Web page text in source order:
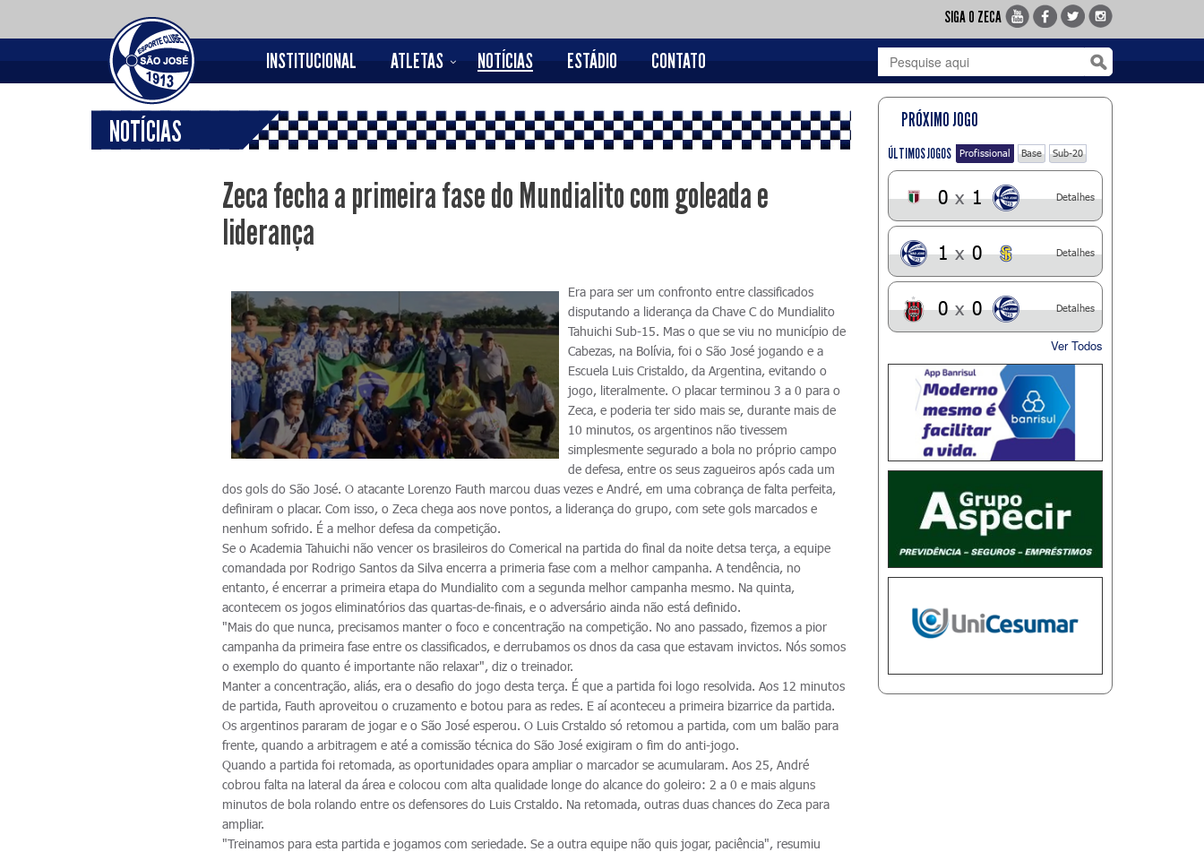
SIGA O ZECA
INSTITUCIONAL ATLETAS NOTÍCIAS ESTÁDIO CONTATO
NOTÍCIAS
Zeca fecha a primeira fase do Mundialito com goleada e
liderança
Era para ser um confronto entre classificados
disputando a liderança da Chave C do Mundialito
Tahuichi Sub-15. Mas o que se viu no município de
Cabezas, na Bolívia, foi o São José jogando e a
Escuela Luis Cristaldo, da Argentina, evitando o
jogo, literalmente. O placar terminou 3 a 0 para o
Zeca, e poderia ter sido mais se, durante mais de
10 minutos, os argentinos não tivessem
simplesmente segurado a bola no próprio campo
de defesa, entre os seus zagueiros após cada um
dos gols do São José. O atacante Lorenzo Fauth marcou duas vezes e André, em uma cobrança de falta perfeita,
definiram o placar. Com isso, o Zeca chega aos nove pontos, a liderança do grupo, com sete gols marcados e
nenhum sofrido. É a melhor defesa da competição.
Se o Academia Tahuichi não vencer os brasileiros do Comerical na partida do final da noite detsa terça, a equipe
comandada por Rodrigo Santos da Silva encerra a primeria fase com a melhor campanha. A tendência, no
entanto, é encerrar a primeira etapa do Mundialito com a segunda melhor campanha mesmo. Na quinta,
acontecem os jogos eliminatórios das quartas-de-finais, e o adversário ainda não está definido.
"Mais do que nunca, precisamos manter o foco e concentração na competição. No ano passado, fizemos a pior
campanha da primeira fase entre os classificados, e derrubamos os dnos da casa que estavam invictos. Nós somos
o exemplo do quanto é importante não relaxar", diz o treinador.
Manter a concentração, aliás, era o desafio do jogo desta terça. É que a partida foi logo resolvida. Aos 12 minutos
de partida, Fauth aproveitou o cruzamento e botou para as redes. E aí aconteceu a primeira bizarrice da partida.
Os argentinos pararam de jogar e o São José esperou. O Luis Crstaldo só retomou a partida, com um balão para
frente, quando a arbitragem e até a comissão técnica do São José exigiram o fim do anti-jogo.
Quando a partida foi retomada, as oportunidades opara ampliar o marcador se acumularam. Aos 25, André
cobrou falta na lateral da área e colocou com alta qualidade longe do alcance do goleiro: 2 a 0 e mais alguns
minutos de bola rolando entre os defensores do Luis Crstaldo. Na retomada, outras duas chances do Zeca para
ampliar.
"Treinamos para esta partida e jogamos com seriedade. Se a outra equipe não quis jogar, paciência", resumiu
PRÓXIMO JOGO
ÚLTIMOS JOGOS Profissional Base Sub-20
0 x 1 Detalhes
1 x 0 Detalhes
0 x 0 Detalhes
Ver Todos